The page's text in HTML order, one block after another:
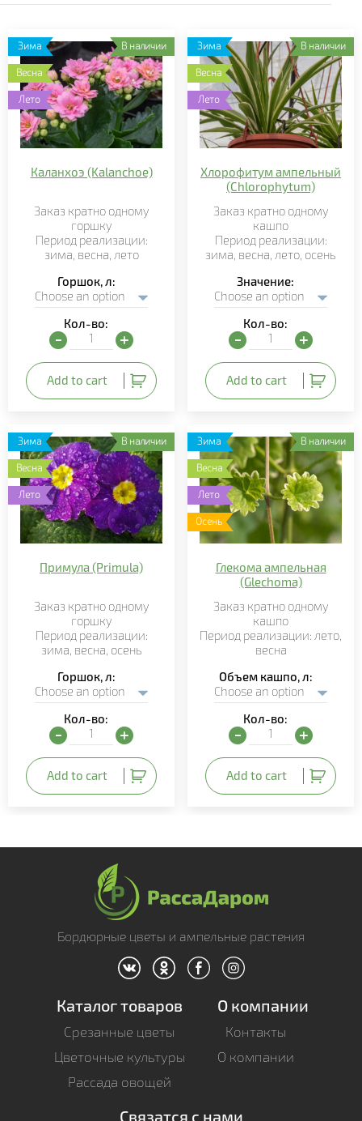
В наличии
Зима
Весна
Лето
Каланхоэ (Kalanchoe)
Заказ кратно одному
горшку
Период реализации:
зима, весна, лето
Горшок, л
Кол-во:
Каланхоэ (Kalanchoe) quantity
Add to cart
В наличии
Зима
Весна
Лето
Хлорофитум ампельный
(Chlorophytum)
Заказ кратно одному
кашпо
Период реализации:
зима, весна, лето, осень
Значение
Кол-во:
Хлорофитум
Add to cart
В наличии
Зима
Весна
Лето
Примула (Primula)
Заказ кратно одному
горшку
Период реализации:
зима, весна, осень
Горшок, л
Кол-во:
Примула (Primula) quantity
Add to cart
В наличии
Зима
Весна
Лето
Осень
Глекома ампельная
(Glechoma)
Заказ кратно одному
кашпо
Период реализации: лето,
весна
Объем кашпо, л
Кол-во:
Глекома ампельная
Add to cart
Бордюрные цветы и ампельные растения
Каталог товаров
Срезанные цветы
Цветочные культуры
Рассада овощей
О компании
Контакты
О компании
Связатся с нами